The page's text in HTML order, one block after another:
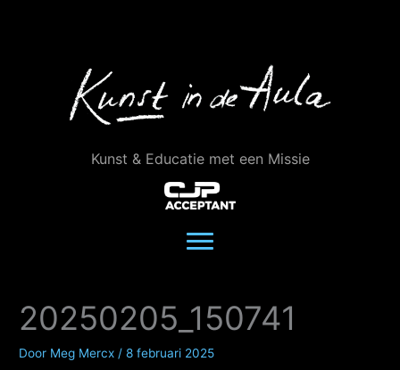
Kunst & Educatie met een Missie
20250205_150741
Door Meg Mercx /8 februari 2025